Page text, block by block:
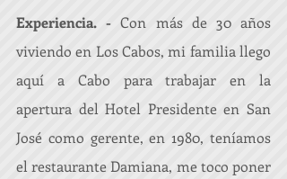
Experiencia. - Con más de 30 años
viviendo en Los Cabos, mi familia llego
aquí a Cabo para trabajar en la
apertura del Hotel Presidente en San
José como gerente, en 1980, teníamos
el restaurante Damiana, me toco poner